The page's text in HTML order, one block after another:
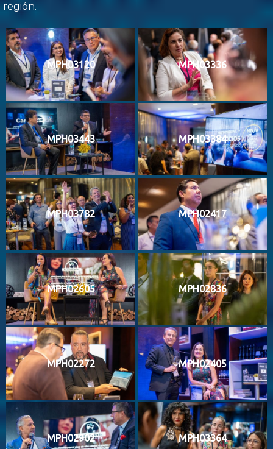
región.
MPH03120 MPH03336
MPH03443 MPH03384
MPH03782 MPH02417
MPH02605 MPH02836
MPH02272 MPH02405
MPH02902 MPH03364